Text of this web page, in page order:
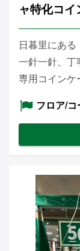
ャ特化コイ
日暮里にあ
一針一針、丁
専用コイン
フロア/